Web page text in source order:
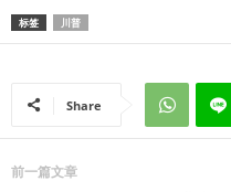
标签 川普
Share
前一篇文章